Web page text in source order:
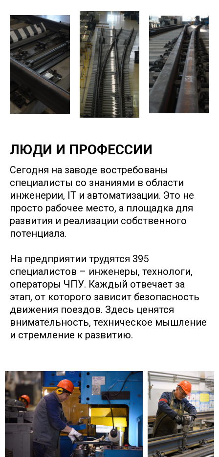
ЛЮДИ И ПРОФЕССИИ
Сегодня на заводе востребованы
специалисты со знаниями в области
инженерии, IT и автоматизации. Это не
просто рабочее место, а площадка для
развития и реализации собственного
потенциала.
На предприятии трудятся 395
специалистов – инженеры, технологи,
операторы ЧПУ. Каждый отвечает за
этап, от которого зависит безопасность
движения поездов. Здесь ценятся
внимательность, техническое мышление
и стремление к развитию.